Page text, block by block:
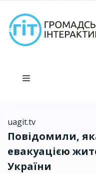
uagit.tv
Повідомили,
евакуацією
України